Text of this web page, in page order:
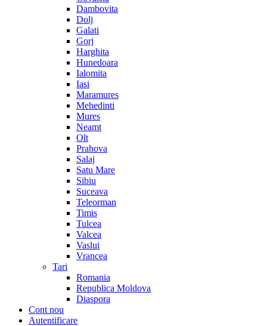
Dambovita
Dolj
Galati
Gorj
Harghita
Hunedoara
Ialomita
Iasi
Maramures
Mehedinti
Mures
Neamt
Olt
Prahova
Salaj
Satu Mare
Sibiu
Suceava
Teleorman
Timis
Tulcea
Valcea
Vaslui
Vrancea
Tari
Romania
Republica Moldova
Diaspora
Cont nou
Autentificare